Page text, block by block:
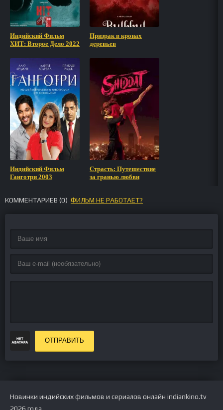
Индийский Фильм
ХИТ: Второе Дело 2022
Призрак в кронах
деревьев
Индийский Фильм
Ганготри 2003
Страсть: Путешествие
за гранью любви
КОММЕНТАРИЕВ (0) ФИЛЬМ НЕ РАБОТАЕТ?
ОТПРАВИТЬ
Новинки индийских фильмов и сериалов онлайн indiankino.tv